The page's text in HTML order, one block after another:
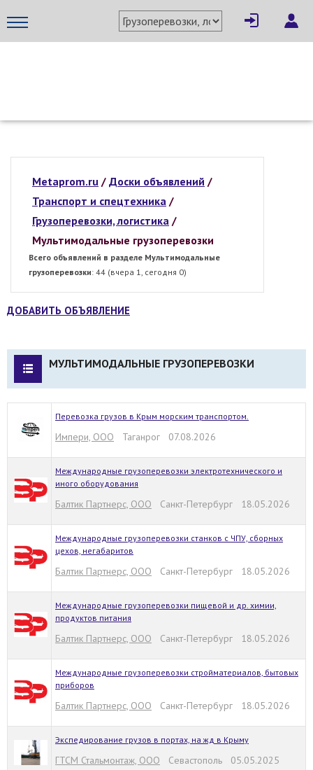
Metaprom.ru / Доски объявлений /
Транспорт и спецтехника /
Грузоперевозки, логистика /
Мультимодальные грузоперевозки
Всего объявлений в разделе Мультимодальные
грузоперевозки: 44 (вчера 1, сегодня 0)
ДОБАВИТЬ ОБЪЯВЛЕНИЕ
МУЛЬТИМОДАЛЬНЫЕ ГРУЗОПЕРЕВОЗКИ
Перевозка грузов в Крым морским транспортом.
Импери, ООО Таганрог 07.08.2026
Международные грузоперевозки электротехнического и
иного оборудования
Балтик Партнерс, ООО Санкт-Петербург 18.05.2026
Международные грузоперевозки станков с ЧПУ, сборных
цехов, негабаритов
Балтик Партнерс, ООО Санкт-Петербург 18.05.2026
Международные грузоперевозки пищевой и др. химии,
продуктов питания
Балтик Партнерс, ООО Санкт-Петербург 18.05.2026
Международные грузоперевозки стройматериалов, бытовых
приборов
Балтик Партнерс, ООО Санкт-Петербург 18.05.2026
Экспедирование грузов в портах, на жд в Крыму
ГТСМ Стальмонтаж, ООО Севастополь 05.05.2025